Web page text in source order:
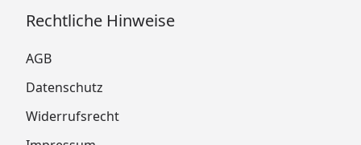
Rechtliche Hinweise
AGB
Datenschutz
Widerrufsrecht